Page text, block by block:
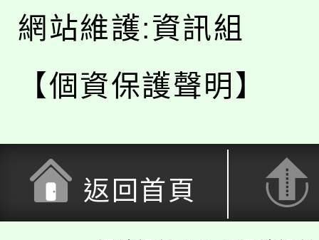
網站維護:資訊組
【個資保護聲明】
返回首頁